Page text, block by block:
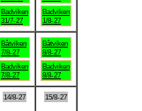
Badviken
31/7-27
Badviken
1/8-27
Båtviken
7/8-27
Badviken
7/8-27
Båtviken
8/8-27
Badviken
8/8-27
14/8-27 15/8-27